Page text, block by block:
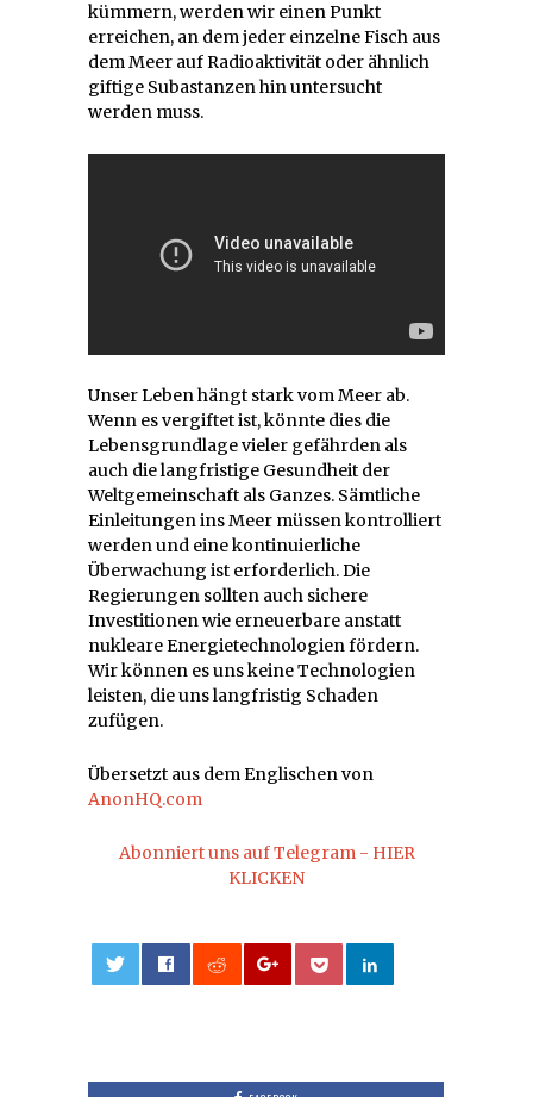
kümmern, werden wir einen Punkt
erreichen, an dem jeder einzelne Fisch aus
dem Meer auf Radioaktivität oder ähnlich
giftige Subastanzen hin untersucht
werden muss.
Unser Leben hängt stark vom Meer ab.
Wenn es vergiftet ist, könnte dies die
Lebensgrundlage vieler gefährden als
auch die langfristige Gesundheit der
Weltgemeinschaft als Ganzes. Sämtliche
Einleitungen ins Meer müssen kontrolliert
werden und eine kontinuierliche
Überwachung ist erforderlich. Die
Regierungen sollten auch sichere
Investitionen wie erneuerbare anstatt
nukleare Energietechnologien fördern.
Wir können es uns keine Technologien
leisten, die uns langfristig Schaden
zufügen.
Übersetzt aus dem Englischen von
AnonHQ.com
Abonniert uns auf Telegram - HIER
KLICKEN